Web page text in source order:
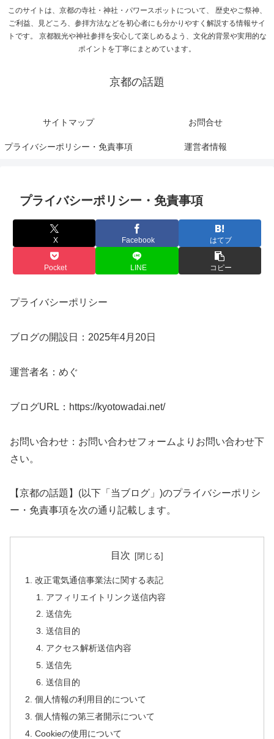
このサイトは、京都の寺社・神社・パワースポットについて、 歴史やご祭神、
ご利益、見どころ、参拝方法などを初心者にも分かりやすく解説する情報サイ
トです。 京都観光や神社参拝を安心して楽しめるよう、文化的背景や実用的な
ポイントを丁寧にまとめています。
京都の話題
サイトマップ お問合せ
プライバシーポリシー・免責事項 運営者情報
プライバシーポリシー・免責事項
X Facebook はてブ
Pocket LINE コピー
プライバシーポリシー
ブログの開設日： 2025年4月20日
運営者名： めぐ
ブログURL： https://kyotowadai.net/
お問い合わせ：お問い合わせフォームよりお問い合わせ下
さい。
【京都の話題】 (以下「当ブログ」)のプライバシーポリシ
ー・免責事項を次の通り記載します。
目次
改正電気通信事業法に関する表記
アフィリエイトリンク送信内容
送信先
送信目的
アクセス解析送信内容
送信先
送信目的
個人情報の利用目的について
個人情報の第三者開示について
Cookieの使用について